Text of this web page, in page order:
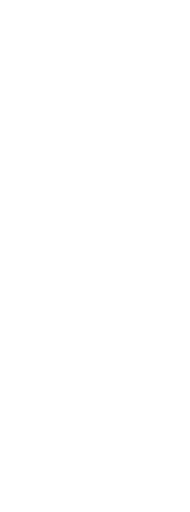
– کتاب نخبگان ورزش ایران – کتاب نخبگان کسب و کار ایران – کتاب نخبگان ایران